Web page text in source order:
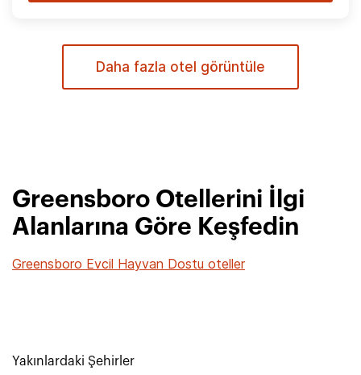
Daha fazla otel görüntüle
Greensboro Otellerini İlgi
Alanlarına Göre Keşfedin
Greensboro Evcil Hayvan Dostu oteller
Yakınlardaki Şehirler